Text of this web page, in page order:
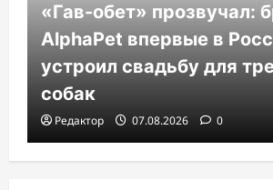
«Гав-обет» прозвучал:
AlphaPet впервые в
устроил свадьбу для
собак
Редактор 07.08.2026 0